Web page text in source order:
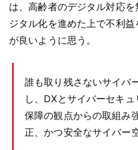
は、高齢者のデジタル対応
ジタル化を進めた上で不利
が良いように思う。
誰も取り残さないサイバ
し、DXとサイバーセキ
保障の観点からの取組み
正、かつ安全なサイバー